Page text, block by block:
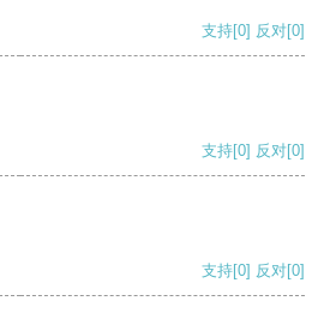
支持[0] 反对[0]
支持[0] 反对[0]
支持[0] 反对[0]